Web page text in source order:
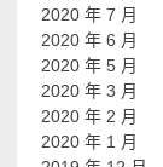
2020 年 7 月
2020 年 6 月
2020 年 5 月
2020 年 3 月
2020 年 2 月
2020 年 1 月